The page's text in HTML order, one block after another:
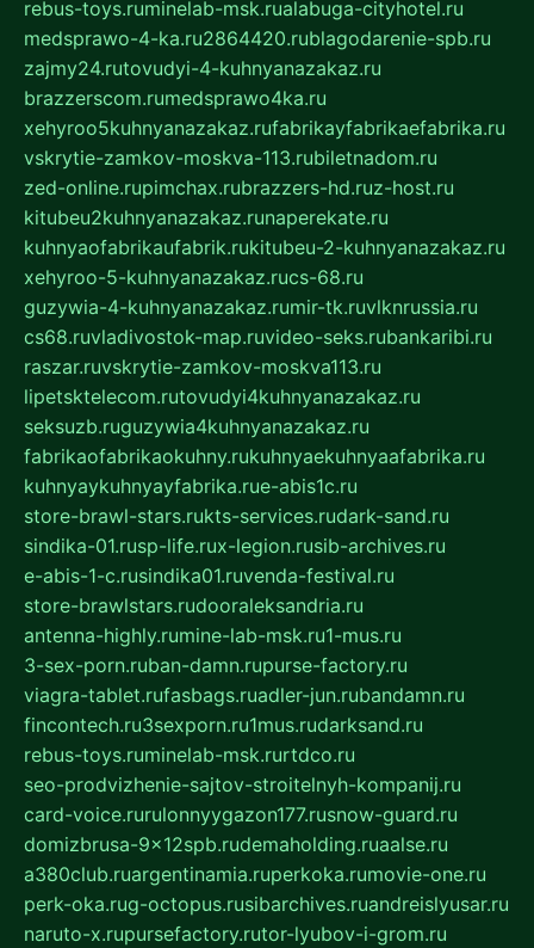
rebus-toys.ruminelab-msk.rualabuga-cityhotel.ru
medsprawo-4-ka.ru2864420.rublagodarenie-spb.ru
zajmy24.rutovudyi-4-kuhnyanazakaz.ru
brazzerscom.rumedsprawo4ka.ru
xehyroo5kuhnyanazakaz.rufabrikayfabrikaefabrika.ru
vskrytie-zamkov-moskva-113.rubiletnadom.ru
zed-online.rupimchax.rubrazzers-hd.ruz-host.ru
kitubeu2kuhnyanazakaz.runaperekate.ru
kuhnyaofabrikaufabrik.rukitubeu-2-kuhnyanazakaz.ru
xehyroo-5-kuhnyanazakaz.rucs-68.ru
guzywia-4-kuhnyanazakaz.rumir-tk.ruvlknrussia.ru
cs68.ruvladivostok-map.ruvideo-seks.rubankaribi.ru
raszar.ruvskrytie-zamkov-moskva113.ru
lipetsktelecom.rutovudyi4kuhnyanazakaz.ru
seksuzb.ruguzywia4kuhnyanazakaz.ru
fabrikaofabrikaokuhny.rukuhnyaekuhnyaafabrika.ru
kuhnyaykuhnyayfabrika.rue-abis1c.ru
store-brawl-stars.rukts-services.rudark-sand.ru
sindika-01.rusp-life.rux-legion.rusib-archives.ru
e-abis-1-c.rusindika01.ruvenda-festival.ru
store-brawlstars.rudooraleksandria.ru
antenna-highly.rumine-lab-msk.ru1-mus.ru
3-sex-porn.ruban-damn.rupurse-factory.ru
viagra-tablet.rufasbags.ruadler-jun.rubandamn.ru
fincontech.ru3sexporn.ru1mus.rudarksand.ru
rebus-toys.ruminelab-msk.rurtdco.ru
seo-prodvizhenie-sajtov-stroitelnyh-kompanij.ru
card-voice.rurulonnyygazon177.rusnow-guard.ru
domizbrusa-9x12spb.rudemaholding.ruaalse.ru
a380club.ruargentinamia.ruperkoka.rumovie-one.ru
perk-oka.rug-octopus.rusibarchives.ruandreislyusar.ru
naruto-x.rupursefactory.rutor-lyubov-i-grom.ru